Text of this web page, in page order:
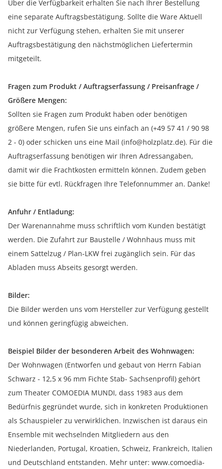
Über die Verfügbarkeit erhalten Sie nach Ihrer Bestellung
eine separate Auftragsbestätigung. Sollte die Ware Aktuell
nicht zur Verfügung stehen, erhalten Sie mit unserer
Auftragsbestätigung den nächstmöglichen Liefertermin
mitgeteilt.
Fragen zum Produkt / Auftragserfassung / Preisanfrage /
Größere Mengen:
Sollten sie Fragen zum Produkt haben oder benötigen
größere Mengen, rufen Sie uns einfach an (+49 57 41 / 90 98
2 - 0) oder schicken uns eine Mail (info@holzplatz.de). Für die
Auftragserfassung benötigen wir Ihren Adressangaben,
damit wir die Frachtkosten ermitteln können. Zudem geben
sie bitte für evtl. Rückfragen Ihre Telefonnummer an. Danke!
Anfuhr / Entladung:
Der Warenannahme muss schriftlich vom Kunden bestätigt
werden. Die Zufahrt zur Baustelle / Wohnhaus muss mit
einem Sattelzug / Plan-LKW frei zugänglich sein. Für das
Abladen muss Abseits gesorgt werden.
Bilder:
Die Bilder werden uns vom Hersteller zur Verfügung gestellt
und können geringfügig abweichen.
Beispiel Bilder der besonderen Arbeit des Wohnwagen:
Der Wohnwagen (Entworfen und gebaut von Herrn Fabian
Schwarz - 12,5 x 96 mm Fichte Stab- Sachsenprofil) gehört
zum Theater COMOEDIA MUNDI, dass 1983 aus dem
Bedürfnis gegründet wurde, sich in konkreten Produktionen
als Schauspieler zu verwirklichen. Inzwischen ist daraus ein
Ensemble mit wechselnden Mitgliedern aus den
Niederlanden, Portugal, Kroatien, Schweiz, Frankreich, Italien
und Deutschland entstanden. Mehr unter: www.comoedia-